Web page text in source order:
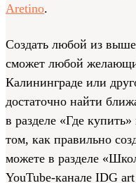
Aretino.
Создать любой из
сможет любой
Калининграде или
достаточно найти
в разделе «Где
том, как правильно
можете в разделе
YouTube-канале IDG